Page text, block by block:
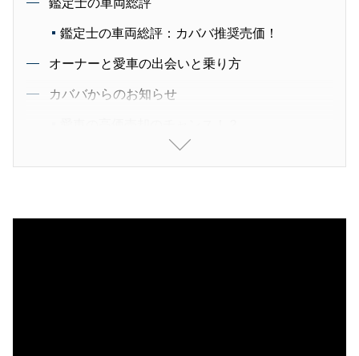
鑑定士の車両総評
鑑定士の車両総評：カババ推奨売価！
オーナーと愛車の出会いと乗り方
カババからのお知らせ